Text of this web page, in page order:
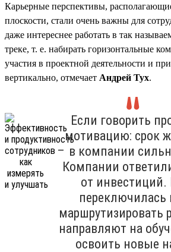
Карьерные перспективы,
плоскости, стали очень важны для
даже интереснее работать в так
треке, т. е. набирать горизонтальные
участия в проектной деятельности и
вертикально, отмечает Андрей Тух.
Если говорить
мотивацию: срок
в компании
Компании
от инвестиций.
переключилась
маршрутизировать
направляют на
освоить новые